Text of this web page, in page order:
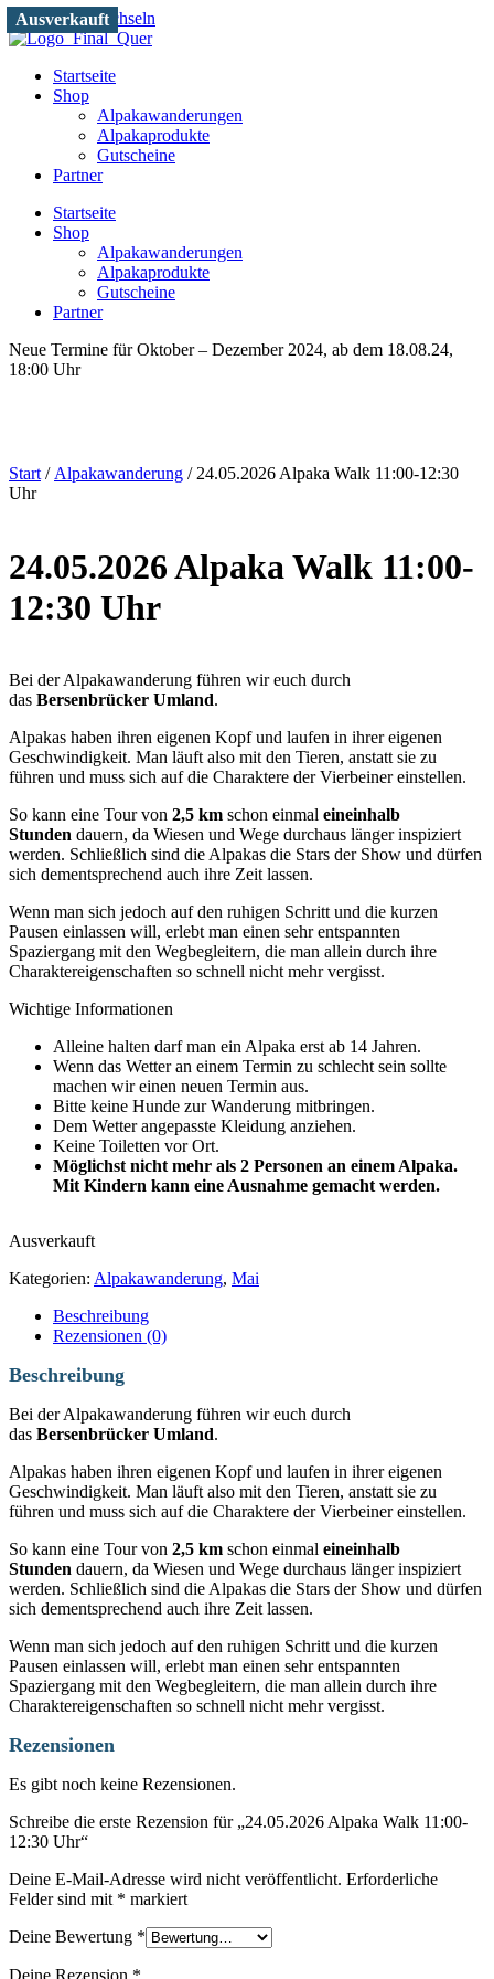
Zum Inhalt wechseln
Startseite
Shop
Alpakawanderungen
Alpakaprodukte
Gutscheine
Partner
Startseite
Shop
Alpakawanderungen
Alpakaprodukte
Gutscheine
Partner
Neue Termine für Oktober – Dezember 2024, ab dem 18.08.24,
18:00 Uhr
Start / Alpakawanderung / 24.05.2026 Alpaka Walk 11:00-12:30
Uhr
Ausverkauft
24.05.2026 Alpaka Walk 11:00-
12:30 Uhr
Bei der Alpakawanderung führen wir euch durch
das Bersenbrücker Umland.
Alpakas haben ihren eigenen Kopf und laufen in ihrer eigenen
Geschwindigkeit. Man läuft also mit den Tieren, anstatt sie zu
führen und muss sich auf die Charaktere der Vierbeiner einstellen.
So kann eine Tour von 2,5 km schon einmal eineinhalb
Stunden dauern, da Wiesen und Wege durchaus länger inspiziert
werden. Schließlich sind die Alpakas die Stars der Show und dürfen
sich dementsprechend auch ihre Zeit lassen.
Wenn man sich jedoch auf den ruhigen Schritt und die kurzen
Pausen einlassen will, erlebt man einen sehr entspannten
Spaziergang mit den Wegbegleitern, die man allein durch ihre
Charaktereigenschaften so schnell nicht mehr vergisst.
Wichtige Informationen
Alleine halten darf man ein Alpaka erst ab 14 Jahren.
Wenn das Wetter an einem Termin zu schlecht sein sollte
machen wir einen neuen Termin aus.
Bitte keine Hunde zur Wanderung mitbringen.
Dem Wetter angepasste Kleidung anziehen.
Keine Toiletten vor Ort.
Möglichst nicht mehr als 2 Personen an einem Alpaka.
Mit Kindern kann eine Ausnahme gemacht werden.
Ausverkauft
Kategorien: Alpakawanderung, Mai
Beschreibung
Rezensionen (0)
Beschreibung
Bei der Alpakawanderung führen wir euch durch
das Bersenbrücker Umland.
Alpakas haben ihren eigenen Kopf und laufen in ihrer eigenen
Geschwindigkeit. Man läuft also mit den Tieren, anstatt sie zu
führen und muss sich auf die Charaktere der Vierbeiner einstellen.
So kann eine Tour von 2,5 km schon einmal eineinhalb
Stunden dauern, da Wiesen und Wege durchaus länger inspiziert
werden. Schließlich sind die Alpakas die Stars der Show und dürfen
sich dementsprechend auch ihre Zeit lassen.
Wenn man sich jedoch auf den ruhigen Schritt und die kurzen
Pausen einlassen will, erlebt man einen sehr entspannten
Spaziergang mit den Wegbegleitern, die man allein durch ihre
Charaktereigenschaften so schnell nicht mehr vergisst.
Rezensionen
Es gibt noch keine Rezensionen.
Schreibe die erste Rezension für „24.05.2026 Alpaka Walk 11:00-
12:30 Uhr“
Deine E-Mail-Adresse wird nicht veröffentlicht. Erforderliche
Felder sind mit * markiert
Deine Bewertung *
Deine Rezension *
Ausverkauft